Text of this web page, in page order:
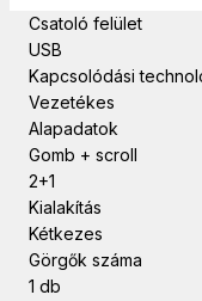
Csatoló felület
USB
Kapcsolódási
Vezetékes
Alapadatok
Gomb + scroll
2+1
Kialakítás
Kétkezes
Görgők száma
1 db